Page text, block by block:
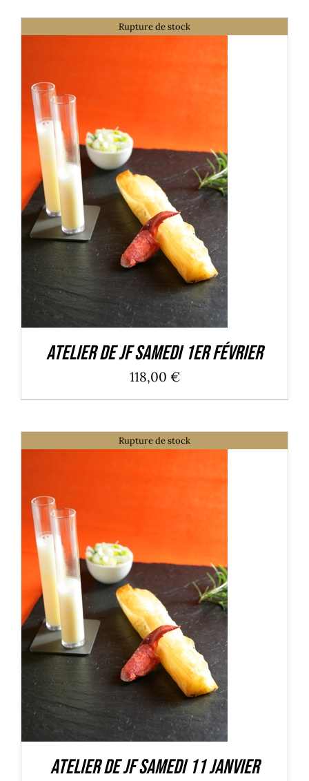
Rupture de stock
DÉTAILS
Atelier de JF Samedi 1er Février
118,00 €
Rupture de stock
DÉTAILS
Atelier de JF Samedi 11 Janvier